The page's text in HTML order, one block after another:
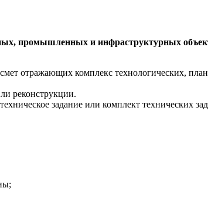
промышленных и инфраструктурных
отражающих комплекс технологических,
реконструкции.
задание или комплект технических